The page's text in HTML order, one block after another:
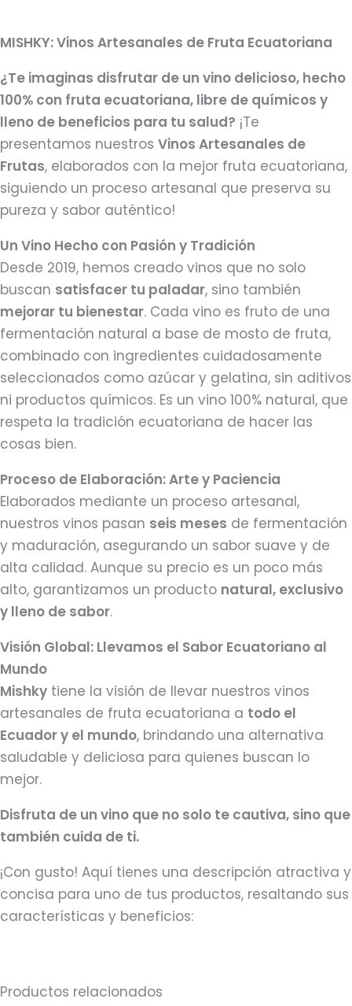
MISHKY: Vinos Artesanales de Fruta Ecuatoriana
¿Te imaginas disfrutar de un vino delicioso, hecho
100% con fruta ecuatoriana, libre de químicos y
lleno de beneficios para tu salud? ¡Te
presentamos nuestros Vinos Artesanales de
Frutas, elaborados con la mejor fruta ecuatoriana,
siguiendo un proceso artesanal que preserva su
pureza y sabor auténtico!
Un Vino Hecho con Pasión y Tradición
Desde 2019, hemos creado vinos que no solo
buscan satisfacer tu paladar, sino también
mejorar tu bienestar. Cada vino es fruto de una
fermentación natural a base de mosto de fruta,
combinado con ingredientes cuidadosamente
seleccionados como azúcar y gelatina, sin aditivos
ni productos químicos. Es un vino 100% natural, que
respeta la tradición ecuatoriana de hacer las
cosas bien.
Proceso de Elaboración: Arte y Paciencia
Elaborados mediante un proceso artesanal,
nuestros vinos pasan seis meses de fermentación
y maduración, asegurando un sabor suave y de
alta calidad. Aunque su precio es un poco más
alto, garantizamos un producto natural, exclusivo
y lleno de sabor.
Visión Global: Llevamos el Sabor Ecuatoriano al
Mundo
Mishky tiene la visión de llevar nuestros vinos
artesanales de fruta ecuatoriana a todo el
Ecuador y el mundo, brindando una alternativa
saludable y deliciosa para quienes buscan lo
mejor.
Disfruta de un vino que no solo te cautiva, sino que
también cuida de ti.
¡Con gusto! Aquí tienes una descripción atractiva y
concisa para uno de tus productos, resaltando sus
características y beneficios:
Productos relacionados